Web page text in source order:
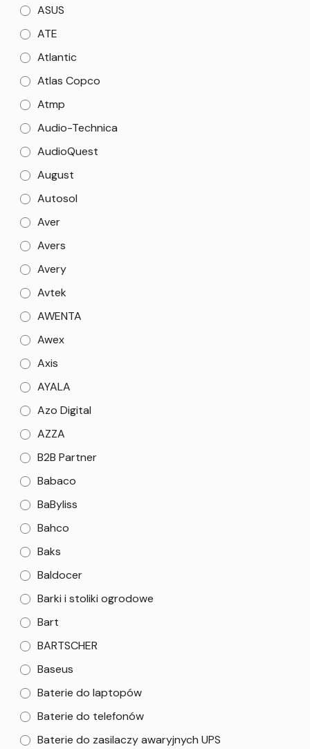
ASUS
ATE
Atlantic
Atlas Copco
Atmp
Audio-Technica
AudioQuest
August
Autosol
Aver
Avers
Avery
Avtek
AWENTA
Awex
Axis
AYALA
Azo Digital
AZZA
B2B Partner
Babaco
BaByliss
Bahco
Baks
Baldocer
Barki i stoliki ogrodowe
Bart
BARTSCHER
Baseus
Baterie do laptopów
Baterie do telefonów
Baterie do zasilaczy awaryjnych UPS